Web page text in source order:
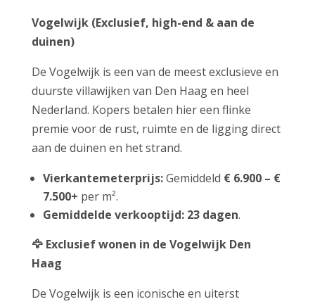
Vogelwijk (Exclusief, high-end & aan de
duinen)
De Vogelwijk is een van de meest exclusieve en
duurste villawijken van Den Haag en heel
Nederland. Kopers betalen hier een flinke
premie voor de rust, ruimte en de ligging direct
aan de duinen en het strand.
Vierkantemeterprijs:Gemiddeld € 6.900 – €
7.500+ per m².
Gemiddelde verkooptijd: 23 dagen.
🦅Exclusief wonen in de Vogelwijk Den
Haag
De Vogelwijk is een iconische en uiterst